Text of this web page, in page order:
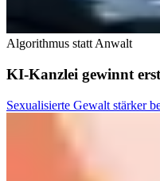
Algorithmus statt Anwalt
KI-Kanzlei gewinnt
Sexualisierte Gewalt stärker